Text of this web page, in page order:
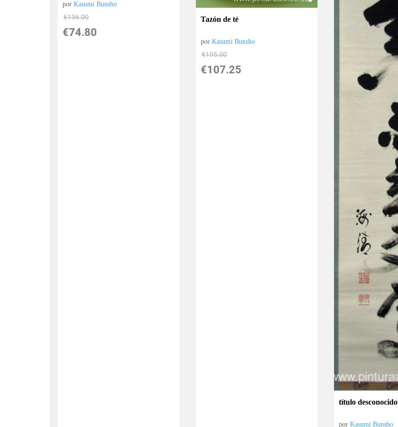
porKasumi Bunsho
€136.00
€74.80
Tazón de té
porKasumi Bunsho
€195.00
€107.25
título desconocido
porKasumi Bunsho